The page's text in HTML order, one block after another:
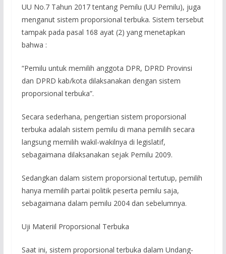
UU No.7 Tahun 2017 tentang Pemilu (UU Pemilu), juga
menganut sistem proporsional terbuka. Sistem tersebut
tampak pada pasal 168 ayat (2) yang menetapkan
bahwa :
“Pemilu untuk memilih anggota DPR, DPRD Provinsi
dan DPRD kab/kota dilaksanakan dengan sistem
proporsional terbuka”.
Secara sederhana, pengertian sistem proporsional
terbuka adalah sistem pemilu di mana pemilih secara
langsung memilih wakil-wakilnya di legislatif,
sebagaimana dilaksanakan sejak Pemilu 2009.
Sedangkan dalam sistem proporsional tertutup, pemilih
hanya memilih partai politik peserta pemilu saja,
sebagaimana dalam pemilu 2004 dan sebelumnya.
Uji Materiil Proporsional Terbuka
Saat ini, sistem proporsional terbuka dalam Undang-